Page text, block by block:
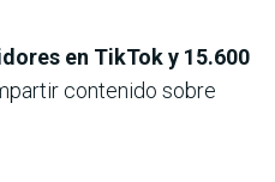
en TikTok y 15.600
contenido sobre